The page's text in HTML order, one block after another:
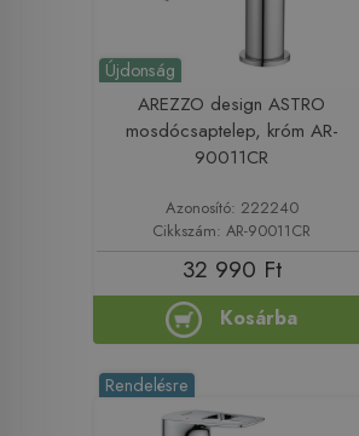
Újdonság
AREZZO design ASTRO
mosdócsaptelep, króm AR-
90011CR
Azonosító: 222240
Cikkszám: AR-90011CR
32 990 Ft
Kosárba
Rendelésre